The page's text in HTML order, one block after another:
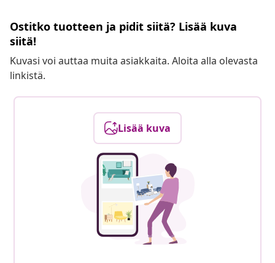
Ostitko tuotteen ja pidit siitä? Lisää kuva
siitä!
Kuvasi voi auttaa muita asiakkaita. Aloita alla olevasta
linkistä.
Lisää kuva